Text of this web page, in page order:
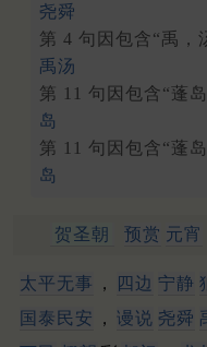
尧舜
第 4 句因包含“禹，
禹汤
第 11 句因包含“蓬
岛
第 11 句因包含“蓬
岛
贺圣朝 预赏 元宵
太平无事 ， 四边 宁静
国泰民安
， 谩说 尧舜